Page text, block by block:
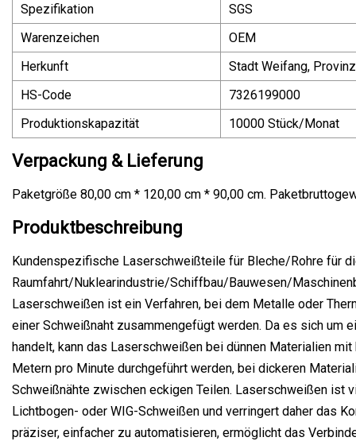
Spezifikation
SGS
Warenzeichen
OEM
Herkunft
Stadt Weifang,
HS-Code
7326199000
Produktionskapazität
10000 Stück/Monat
Verpackung & Lieferung
Paketgröße 80,00 cm * 120,00 cm * 90,00 cm.
Produktbeschreibung
Kundenspezifische Laserschweißteile für Bleche/Rohre für
Raumfahrt/Nuklearindustrie/Schiffbau/Bauwesen/
Laserschweißen ist ein Verfahren, bei dem Metalle oder
einer Schweißnaht zusammengefügt werden. Da es sich um
handelt, kann das Laserschweißen bei dünnen Materialien
Metern pro Minute durchgeführt werden, bei dickeren
Schweißnähte zwischen eckigen Teilen. Laserschweißen ist
Lichtbogen- oder WIG-Schweißen und verringert daher das
präziser, einfacher zu automatisieren, ermöglicht das